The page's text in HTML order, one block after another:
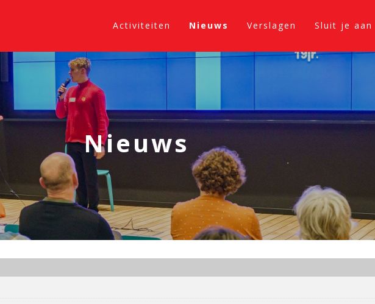
Activiteiten Nieuws Verslagen Sluit je aan
Nieuws